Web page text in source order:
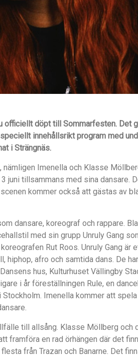
officiellt döpt till Sommarfesten. Det
innehållsrikt program med
i Strängnäs.
Imenella och Klasse
juni tillsammans med sina dansare.
kommer också att gästas av
dansare, koreograf och rappare.
med sin grupp Unruly Gang
Rut Roos. Unruly Gang är
hiphop, afro och samtida dans. De
hus, Kulturhuset Vällingby
i år föreställningen Rule, en
Imenella kommer att
till allsång. Klasse Möllberg och
framföra en rad örhängen där det
från Trazan och Banarne. Det